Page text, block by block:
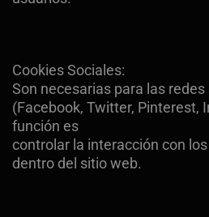
Cookies Sociales:
Son necesarias para las
(Facebook, Twitter, Pinterest,
función es
controlar la interacción con
dentro del sitio web.